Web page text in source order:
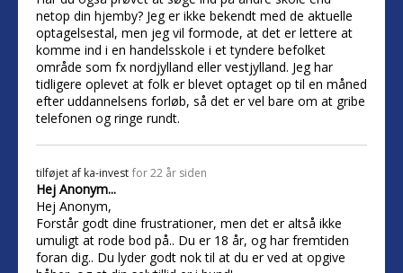
netop din hjemby? Jeg er ikke bekendt med de aktuelle
optagelsestal, men jeg vil formode, at det er lettere at
komme ind i en handelsskole i et tyndere befolket
område som fx nordjylland eller vestjylland. Jeg har
tidligere oplevet at folk er blevet optaget op til en måned
efter uddannelsens forløb, så det er vel bare om at gribe
telefonen og ringe rundt.
tilføjet af ka-invest for 22 år siden
Hej Anonym...
Hej Anonym,
Forstår godt dine frustrationer, men det er altså ikke
umuligt at rode bod på.. Du er 18 år, og har fremtiden
foran dig.. Du lyder godt nok til at du er ved at opgive